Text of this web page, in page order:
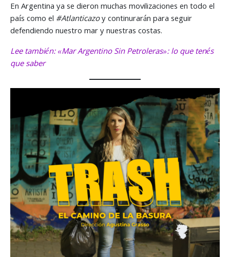
En Argentina ya se dieron muchas movilizaciones en todo el
país como el #Atlanticazoy continurarán para seguir
defendiendo nuestro mar y nuestras costas.
Lee también: «Mar Argentino Sin Petroleras»: lo que tenés
que saber